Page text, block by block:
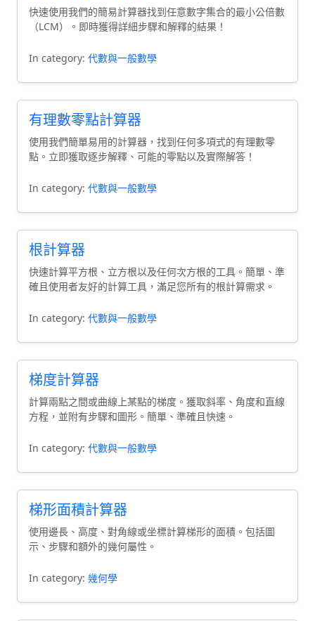
快速使用我們的簡易計算器找到任意數字集合的最小公倍數
（LCM）。即時獲得詳細步驟和解釋的結果！
In category: 代數與一般數學
有理數零點計算器
使用我們簡單易用的計算器，找到任何多項式的有理數零
點。立即獲取逐步解釋、可能的零點以及實際解答！
In category: 代數與一般數學
根計算器
快速計算平方根、立方根以及任何次方根的工具。簡單、準
確且使用者友好的計算工具，滿足您所有的根計算需求。
In category: 代數與一般數學
梯度計算器
計算兩點之間或曲線上某點的梯度。獲取斜率、角度和直線
方程，並附有步驟和圖形。簡單、準確且快速。
In category: 代數與一般數學
梯形面積計算器
使用邊長、高度、對角線或坐標計算梯形的面積。包括圖
示、步驟和額外的幾何屬性。
In category: 幾何學